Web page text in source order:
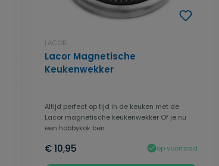
LACOR
Lacor Magnetische
Keukenwekker
Altijd perfect op tijd in de keuken met de
Lacor magnetische keukenwekker Of je nu
een hobbykok ben...
€ 10,95 op voorraad